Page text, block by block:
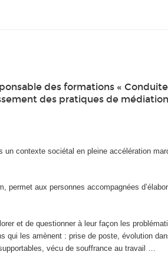
des formations «
des pratiques de
contexte sociétal en pleine accélération
aux personnes accompagnées
et de questionner à leur façon les
les amènent : prise de poste, évolution
vécu de souffrance au travail …